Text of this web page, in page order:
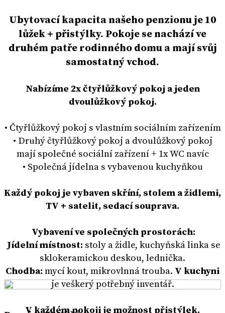
Ubytovací kapacita našeho penzionu je 10
lůžek + přistýlky. Pokoje se nachází ve
druhém patře rodinného domu a mají svůj
samostatný vchod.
Nabízíme 2x čtyřlůžkový pokoj a jeden
dvoulůžkový pokoj.
• Čtyřlůžkový pokoj s vlastním sociálním zařízením
• Druhý čtyřlůžkový pokoj a dvoulůžkový pokoj
mají společné sociální zařízení + 1x WC navíc
• Společná jídelna s vybavenou kuchyňkou
Každý pokoj je vybaven skříní, stolem a židlemi,
TV + satelit, sedací souprava.
Vybavení ve společných prostorách:
Jídelní místnost: stoly a židle, kuchyňská linka se
sklokeramickou deskou, lednička.
Chodba: mycí kout, mikrovlnná trouba. V kuchyni
je veškerý potřebný inventář.
V každém pokoji je možnost přistýlek.